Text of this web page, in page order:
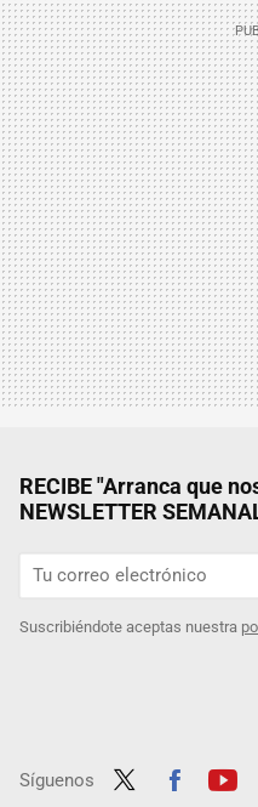
RECIBE "Arranca que
NEWSLETTER
Suscribiéndote aceptas nuestra
Síguenos